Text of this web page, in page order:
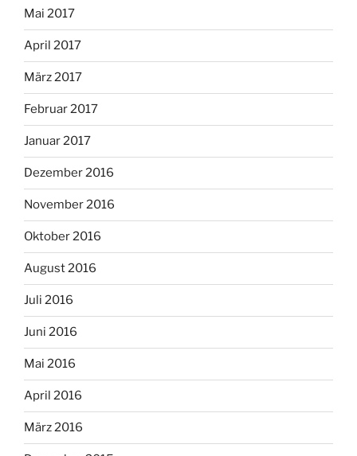
Mai 2017
April 2017
März 2017
Februar 2017
Januar 2017
Dezember 2016
November 2016
Oktober 2016
August 2016
Juli 2016
Juni 2016
Mai 2016
April 2016
März 2016